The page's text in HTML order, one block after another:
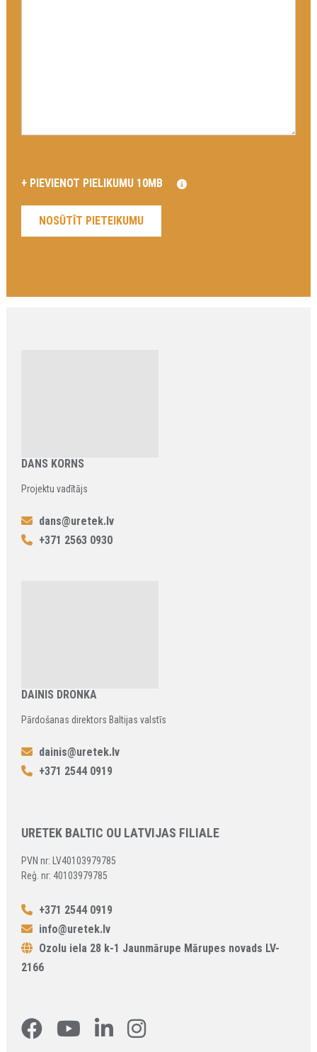
DANS KORNS
Projektu vadītājs
dans@uretek.lv
+371 2563 0930
DAINIS DRONKA
Pārdošanas direktors Baltijas valstīs
dainis@uretek.lv
+371 2544 0919
URETEK BALTIC OU LATVIJAS FILIALE
PVN nr: LV40103979785
Reģ. nr: 40103979785
+371 2544 0919
info@uretek.lv
Ozolu iela 28 k-1 Jaunmārupe Mārupes novads LV-
2166